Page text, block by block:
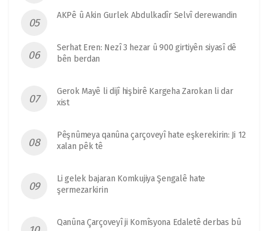
AKPê û Akin Gurlek Abdulkadîr Selvî derewandin
Serhat Eren: Nezî 3 hezar û 900 girtiyên siyasî dê
bên berdan
Gerok Mayê li dijî hişbirê Kargeha Zarokan li dar
xist
Pêşnûmeya qanûna çarçoveyî hate eşkerekirin: Ji 12
xalan pêk tê
Li gelek bajaran Komkujiya Şengalê hate
şermezarkirin
Qanûna Çarçoveyî ji Komîsyona Edaletê derbas bû